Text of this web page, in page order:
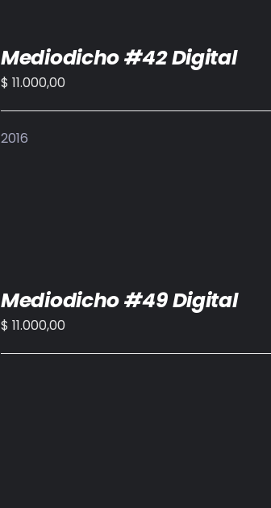
Mediodicho #42 Digital
$ 11.000,00
2016
Mediodicho #49 Digital
$ 11.000,00